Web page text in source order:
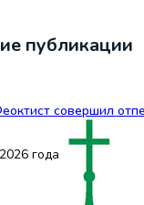
публикации
совершил
года